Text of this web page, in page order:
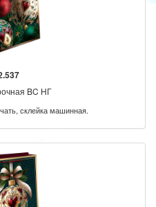
BC НГ
склейка машинная.